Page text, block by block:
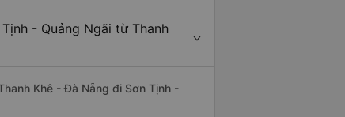
- Quảng Ngãi từ Thanh
Khê - Đà Nẵng đi Sơn Tịnh -